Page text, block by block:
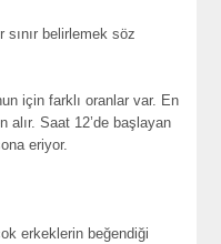
sınır belirlemek söz
için farklı oranlar var. En
alır. Saat 12’de başlayan
eriyor.
erkeklerin beğendiği